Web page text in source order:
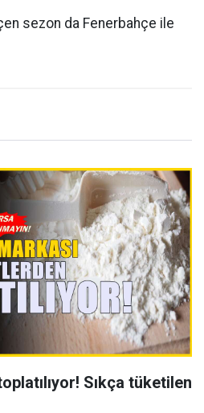
sezon da Fenerbahçe ile
Sıkça tüketilen